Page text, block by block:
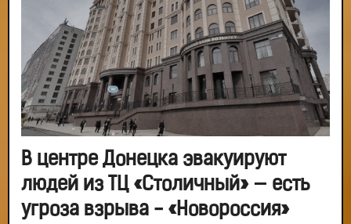
В центре Донецка эвакуируют
людей из ТЦ «Столичный» — есть
угроза взрыва - «Новороссия»